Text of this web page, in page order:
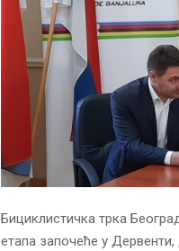
Бициклистичка трка
етапа започеће у